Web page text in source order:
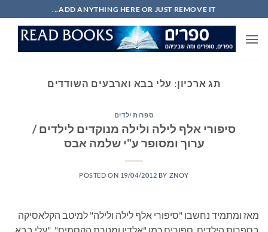
to
content
ADD ANYTHING HERE OR JUST REMOVE IT...
תג ארכיון: עלי בבא וארבעים השודדים
ספרות ילדים
סיפורי אלף לילה ולילה מנוקדים לילדים /
ערוך ומסופר ע"י שלמה אבס
POSTED ON 19/04/2012 BY ZNOY
מאז ומתמיד נחשבו "סיפורי אלף לילה ולילה" למיטב הקלאסיקה
בספרות הילדים. ספורים כמו "אלדין ומנורת הקסמים", "עלי בבא